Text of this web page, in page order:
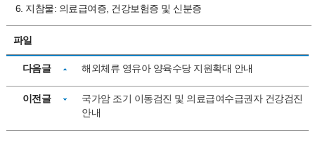
6. 지참물: 의료급여증, 건강보험증 및 신분증
파일
다음글 해외체류 영유아 양육수당 지원확대 안내
이전글
국가암 조기 이동검진 및 의료급여수급권자 건강검진
안내